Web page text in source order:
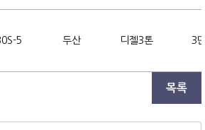
5 두산 디젤3톤 3
목록